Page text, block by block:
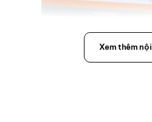
Xem thêm